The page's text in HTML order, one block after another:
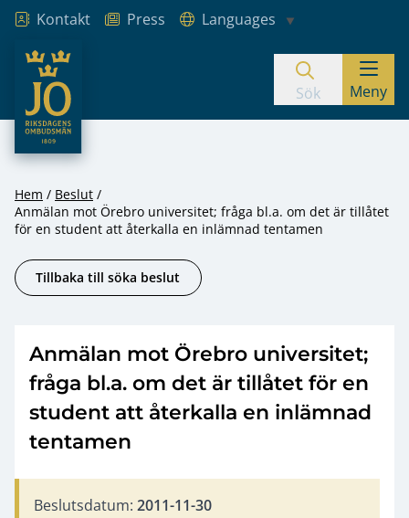
Hoppa till innehåll
Kontakt Press
Languages
JO – Riksdagens Ombudsmän
Sök Meny
Hem
Beslut
Anmälan mot Örebro universitet; fråga bl.a. om det är tillåtet
för en student att återkalla en inlämnad tentamen
Tillbaka till söka beslut
Anmälan mot Örebro universitet;
fråga bl.a. om det är tillåtet för en
student att återkalla en inlämnad
tentamen
Beslutsdatum: 2011-11-30